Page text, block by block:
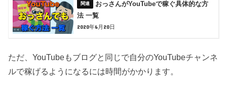
おっさんがYouTubeで稼ぐ具体的な方
法 一覧
2020年6月20日
ただ、YouTubeもブログと同じで自分のYouTubeチャンネ
ルで稼げるようになるには時間がかかります。